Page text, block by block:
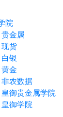
院
贵金属
现货
白银
黄金
非农数据
皇御贵金属学院
皇御学院